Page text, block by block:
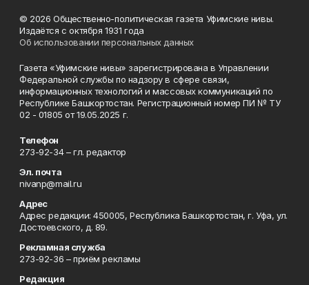
© 2026 Общественно-политическая газета Уфимские нивы.
Издаётся с октября 1931 года
Об использовании персональных данных
Газета «Уфимские нивы» зарегистрирована в Управлении
Федеральной службы по надзору в сфере связи,
информационных технологий и массовых коммуникаций по
Республике Башкортостан. Регистрационный номер ПИ № ТУ
02 - 01805 от 19.05.2025 г.
Телефон
273-92-34 – гл. редактор
Эл. почта
nivanp@mail.ru
Адрес
Адрес редакции: 450005, Республика Башкортостан, г. Уфа, ул.
Достоевского, д. 89.
Рекламная служба
273-92-36 – приём рекламы
Редакция